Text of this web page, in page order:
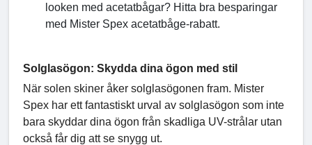
looken med acetatbågar? Hitta bra besparingar
med Mister Spex acetatbåge-rabatt.
Solglasögon: Skydda dina ögon med stil
När solen skiner åker solglasögonen fram. Mister
Spex har ett fantastiskt urval av solglasögon som inte
bara skyddar dina ögon från skadliga UV-strålar utan
också får dig att se snygg ut.